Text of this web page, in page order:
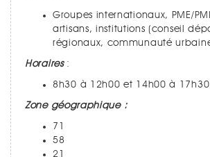
Groupes internationaux, PME/PMI,
artisans, institutions (conseil
régionaux, communauté
Horaires :
8h30 à 12h00 et 14h00 à 17h30.
Zone géographique :
71
58
21